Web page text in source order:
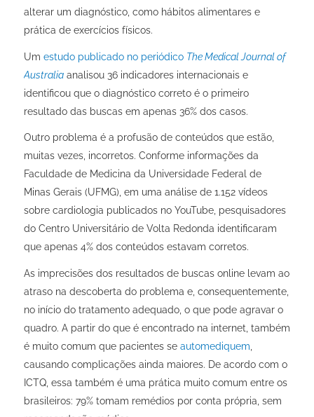
alterar um diagnóstico, como hábitos alimentares e
prática de exercícios físicos.
Um estudo publicado no periódico The Medical Journal of
Australiaanalisou 36 indicadores internacionais e
identificou que o diagnóstico correto é o primeiro
resultado das buscas em apenas 36% dos casos.
Outro problema é a profusão de conteúdos que estão,
muitas vezes, incorretos. Conforme informações da
Faculdade de Medicina da Universidade Federal de
Minas Gerais (UFMG), em uma análise de 1.152 vídeos
sobre cardiologia publicados no YouTube, pesquisadores
do Centro Universitário de Volta Redonda identificaram
que apenas 4% dos conteúdos estavam corretos.
As imprecisões dos resultados de buscas online levam ao
atraso na descoberta do problema e, consequentemente,
no início do tratamento adequado, o que pode agravar o
quadro. A partir do que é encontrado na internet, também
é muito comum que pacientes se automediquem,
causando complicações ainda maiores. De acordo com o
ICTQ, essa também é uma prática muito comum entre os
brasileiros: 79% tomam remédios por conta própria, sem